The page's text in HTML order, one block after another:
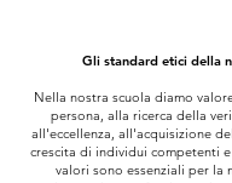
Gli standard etici della
Nella nostra scuola diamo
persona, alla ricerca della
all'eccellenza, all'acquisizione
crescita di individui competenti
valori sono essenziali per la